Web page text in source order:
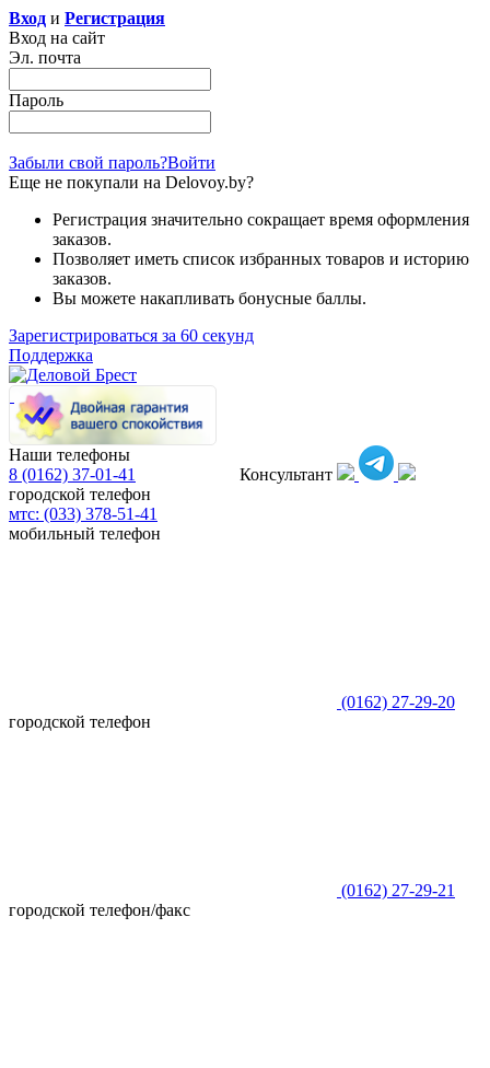
Вход и Регистрация
Вход на сайт
Эл. почта
Пароль
Забыли свой пароль?Войти
Еще не покупали на Delovoy.by?
Регистрация значительно сокращает время оформления
заказов.
Позволяет иметь список избранных товаров и историю
заказов.
Вы можете накапливать бонусные баллы.
Зарегистрироваться за 60 секунд
Поддержка
Консультант
Наши телефоны
8 (0162) 37-01-41
городской телефон
мтс: (033) 378-51-41
мобильный телефон
(0162) 27-29-20
городской телефон
(0162) 27-29-21
городской телефон/факс